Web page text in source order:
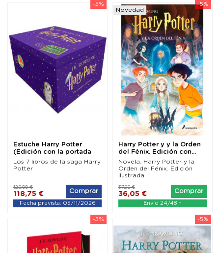
-5%
Estuche Harry Potter
(Edición con la portada
ilustrada por...
Los 7 libros de la saga Harry
Potter
118,75 €
125,00 €
Comprar
Fecha prevista: 05/11/2026
-5%
Novedad
Harry Potter y y la Orden
del Fénix. Edición con...
Novela. Harry Potter y la
Orden del Fénix. Edición
ilustrada
36,05 €
37,95 €
Comprar
Envío 24/48 h
-5% -5%